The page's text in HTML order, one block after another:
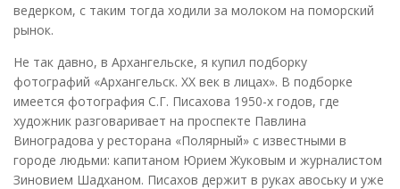
ведерком, с таким тогда ходили за молоком на поморский
рынок.
Не так давно, в Архангельске, я купил подборку
фотографий «Архангельск. XX век в лицах». В подборке
имеется фотография С.Г. Писахова 1950-х годов, где
художник разговаривает на проспекте Павлина
Виноградова у ресторана «Полярный» с известными в
городе людьми: капитаном Юрием Жуковым и журналистом
Зиновием Шадханом. Писахов держит в руках авоську и уже